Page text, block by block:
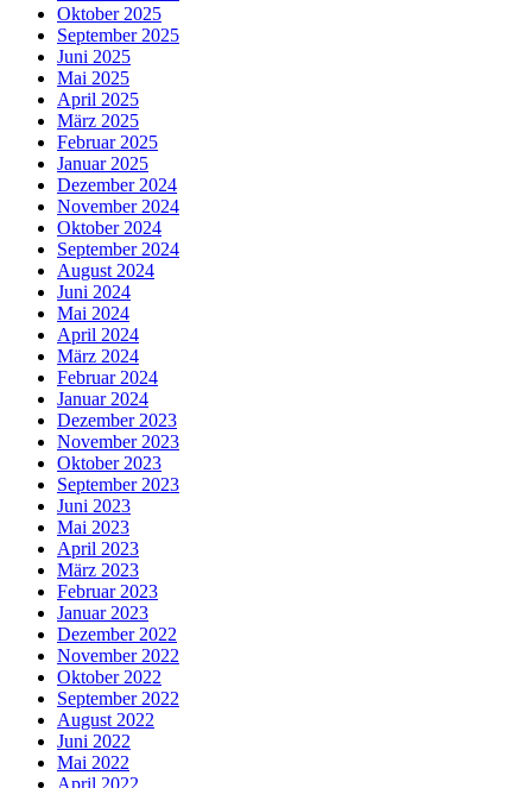
Oktober 2025
September 2025
Juni 2025
Mai 2025
April 2025
März 2025
Februar 2025
Januar 2025
Dezember 2024
November 2024
Oktober 2024
September 2024
August 2024
Juni 2024
Mai 2024
April 2024
März 2024
Februar 2024
Januar 2024
Dezember 2023
November 2023
Oktober 2023
September 2023
Juni 2023
Mai 2023
April 2023
März 2023
Februar 2023
Januar 2023
Dezember 2022
November 2022
Oktober 2022
September 2022
August 2022
Juni 2022
Mai 2022